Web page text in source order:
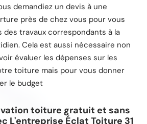
demandiez un devis à une
près de chez vous pour vous
travaux correspondants à la
Cela est aussi nécessaire non
évaluer les dépenses sur les
toiture mais pour vous donner
le budget
toiture gratuit et sans
L'entreprise Éclat Toiture 31